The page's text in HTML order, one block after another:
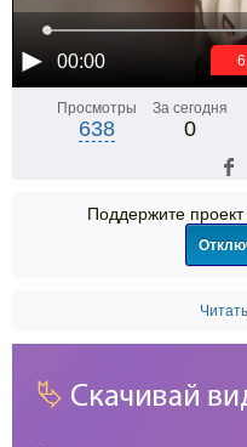
00:00 6
Просмотры
638
За сегодня
0
Поддержите